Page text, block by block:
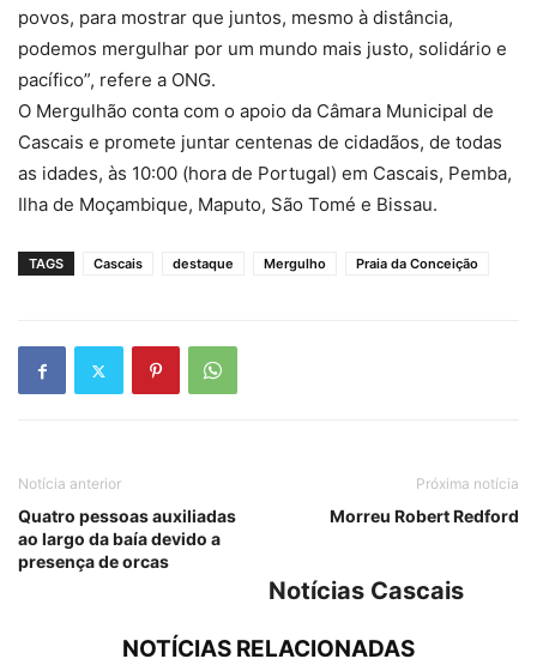
povos, para mostrar que juntos, mesmo à distância,
podemos mergulhar por um mundo mais justo, solidário e
pacífico”, refere a ONG.
O Mergulhão conta com o apoio da Câmara Municipal de
Cascais e promete juntar centenas de cidadãos, de todas
as idades, às 10:00 (hora de Portugal) em Cascais, Pemba,
Ilha de Moçambique, Maputo, São Tomé e Bissau.
TAGS Cascais destaque Mergulho Praia da Conceição
Notícia anterior
Quatro pessoas auxiliadas
ao largo da baía devido a
presença de orcas
Próxima notícia
Morreu Robert Redford
Notícias Cascais
NOTÍCIAS RELACIONADAS